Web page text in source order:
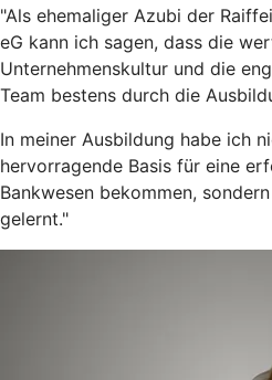
"Als ehemaliger Azubi der
eG kann ich sagen, dass die
Unternehmenskultur und die
Team bestens durch die
In meiner Ausbildung habe ich
hervorragende Basis für eine
Bankwesen bekommen,
gelernt."